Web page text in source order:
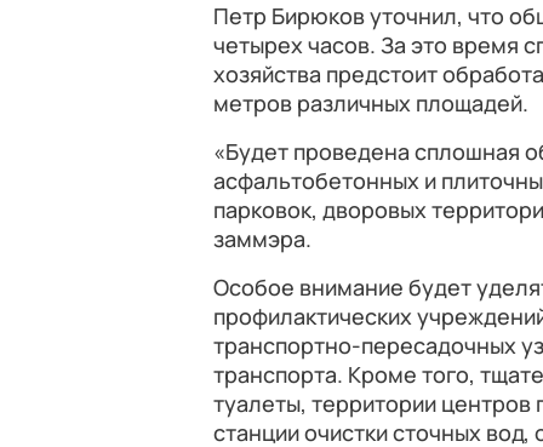
Петр Бирюков уточнил, что
четырех часов. За это время
хозяйства предстоит
метров различных площадей.
«Будет проведена сплошная
асфальтобетонных и
парковок, дворовых
заммэра.
Особое внимание будет
профилактических
транспортно-пересадочных
транспорта. Кроме того,
туалеты, территории центров
станции очистки сточных